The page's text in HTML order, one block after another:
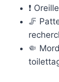
❗
🦵
🤏